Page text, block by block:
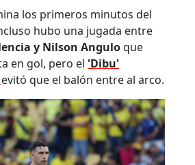
los primeros minutos del
hubo una jugada entre
y Nilson Anguloque
en gol, pero el 'Dibu'
evitó que el balón entre al arco.